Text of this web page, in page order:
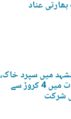
عناد
میں سپرد خاک،
آخری رسومات میں 4 کروڑ سے
شرکت